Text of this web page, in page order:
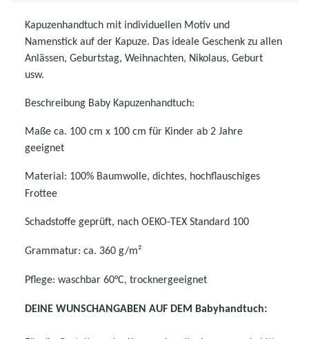
Kapuzenhandtuch mit individuellen Motiv und
Namenstick auf der Kapuze. Das ideale Geschenk zu allen
Anlässen, Geburtstag, Weihnachten, Nikolaus, Geburt
usw.
Beschreibung Baby Kapuzenhandtuch:
Maße ca. 100 cm x 100 cm für Kinder ab 2 Jahre
geeignet
Material: 100% Baumwolle, dichtes, hochflauschiges
Frottee
Schadstoffe geprüft, nach OEKO-TEX Standard 100
Grammatur: ca. 360 g/m²
Pflege: waschbar 60°C, trocknergeeignet
DEINE WUNSCHANGABEN AUF DEM Babyhandtuch: